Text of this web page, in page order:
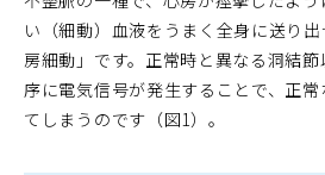
い（細動）血液をうまく全身に送り
房細動」です。正常時と異なる洞結
序に電気信号が発生することで、正
てしまうのです（図1）。